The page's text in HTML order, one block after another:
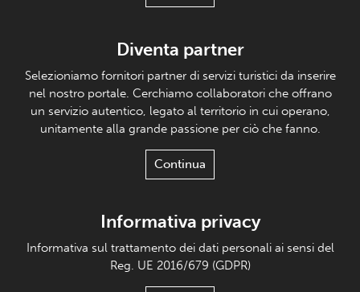
Diventa partner
Selezioniamo fornitori partner di servizi turistici da inserire
nel nostro portale. Cerchiamo collaboratori che offrano
un servizio autentico, legato al territorio in cui operano,
unitamente alla grande passione per ciò che fanno.
Continua
Informativa privacy
Informativa sul trattamento dei dati personali ai sensi del
Reg. UE 2016/679 (GDPR)